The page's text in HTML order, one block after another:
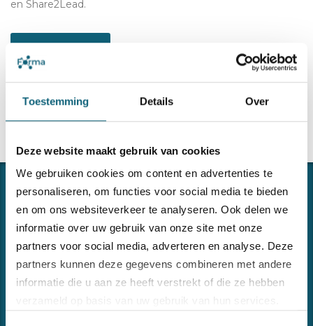
Toestemming Details Over
Deze website maakt gebruik van cookies
We gebruiken cookies om content en advertenties te
personaliseren, om functies voor social media te bieden
en om ons websiteverkeer te analyseren. Ook delen we
informatie over uw gebruik van onze site met onze
partners voor social media, adverteren en analyse. Deze
partners kunnen deze gegevens combineren met andere
informatie die u aan ze heeft verstrekt of die ze hebben
verzameld op basis van uw gebruik van hun services.
en Share2Lead.
CONNECTING THE DOTS